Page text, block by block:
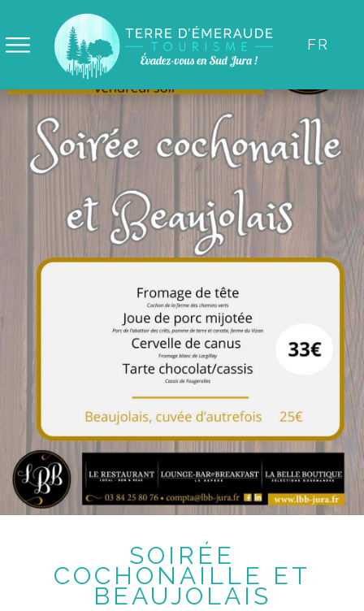
FR
SOIRÉE
COCHONAILLE ET
BEAUJOLAIS
Panneau de gestion des cookies